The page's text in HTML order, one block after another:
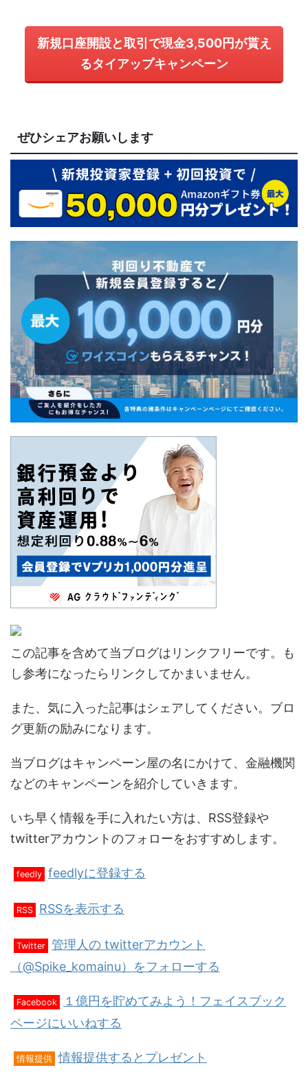
新規口座開設と取引で現金3,500円が貰え
るタイアップキャンペーン
ぜひシェアお願いします
この記事を含めて当ブログはリンクフリーです。も
し参考になったらリンクしてかまいません。
また、気に入った記事はシェアしてください。ブロ
グ更新の励みになります。
当ブログはキャンペーン屋の名にかけて、金融機関
などのキャンペーンを紹介していきます。
いち早く情報を手に入れたい方は、RSS登録や
twitterアカウントのフォローをおすすめします。
feedly feedlyに登録する
RSS RSSを表示する
Twitter 管理人の twitterアカウント
（@Spike_komainu）をフォローする
Facebook
１億円を貯めてみよう！フェイスブック
ページにいいねする
情報提供 情報提供するとプレゼント